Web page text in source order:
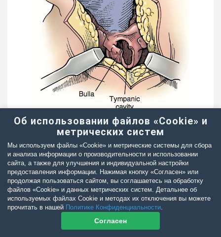
Рис. 11.4 Тотальная абляция наружного слухового
хода с латеральной остеотомией буллы (Small Animal
Surgery. Theresa W. Fossum, стр. 336, 2013).
Однако есть негативные результаты проведенных
совместно TECA и VBO, которые гласят о
значительной травматизации окружающих тканей и
повышенном риске рецидива инфекции. В связи с этим
данная операция не имеет преимуществ перед TECA-
LBO (Sharp, 1990). Есть разные мнения о возможности
Об использовании файлов «Cookie» и
метрических систем
Мы используем файлы «Cookie» и метрические системы для сбора
и анализа информации о производительности и использовании
сайта, а также для улучшения и индивидуальной настройки
предоставления информации. Нажимая кнопку «Согласен» или
продолжая пользоваться сайтом, вы соглашаетесь на обработку
файлов «Cookie» и данных метрических систем. Детальнее об
используемых файлах Cookie и методах их отключения вы можете
прочитать в нашей Политике Конфиденциальности.
Согласен